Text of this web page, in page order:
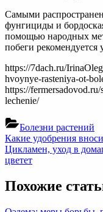
Самыми
фунгициды и
помощью народных
побеги рекомендуется
https://7dach.ru/
hvoynye-rasteniya-ot-
https://
lechenie/
Болезни растений
Навигация
по
Previous
Post:
Какие удобрения
Next
Post:
Цикламен, уход в
цветет
Похожие